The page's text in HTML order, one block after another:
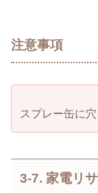
注意事項
スプレー缶に
3-7. 家電リ